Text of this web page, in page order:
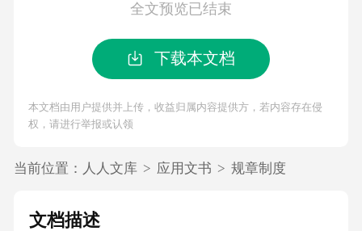
全文预览已结束
下载本文档
本文档由用户提供并上传，收益归属内容提供方，若内容存在侵
权，请进行举报或认领
当前位置： 人人文库 > 应用文书 > 规章制度
文档描述